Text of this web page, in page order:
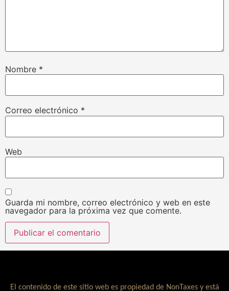
Nombre *
Correo electrónico *
Web
Guarda mi nombre, correo electrónico y web en este
navegador para la próxima vez que comente.
El contenido de este sitio web es propiedad de NonTaxes y está